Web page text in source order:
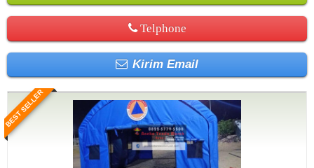
Telphone
Kirim Email
BEST SELLER